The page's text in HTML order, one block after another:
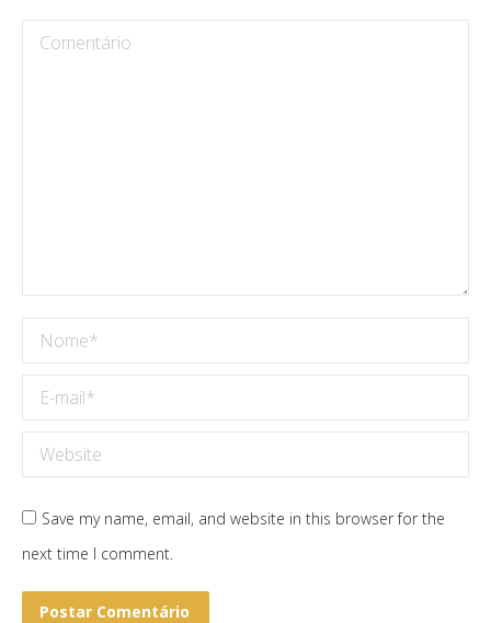
Comentário
Nome *
E-mail *
Website
Save my name, email, and website in this browser for the
next time I comment.
Postar Comentário